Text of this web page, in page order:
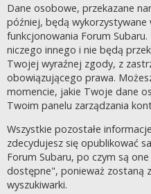
Dane osobowe, przekazane
później, będą wykorzystywane
funkcjonowania Forum
niczego innego i nie będą
Twojej wyraźnej zgody, z
obowiązującego prawa.
momencie, jakie Twoje dane
Twoim panelu zarządzania
Wszystkie pozostałe
zdecydujesz się opublikować
Forum Subaru, po czym są
dostępne", ponieważ zostaną
wyszukiwarki.